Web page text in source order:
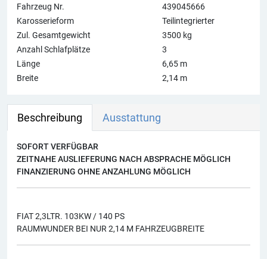
Beschreibung Ausstattung
SOFORT VERFÜGBAR
ZEITNAHE AUSLIEFERUNG NACH ABSPRACHE MÖGLICH
FINANZIERUNG OHNE ANZAHLUNG MÖGLICH
FIAT 2,3LTR. 103KW / 140 PS
RAUMWUNDER BEI NUR 2,14 M FAHRZEUGBREITE
Fahrzeug Nr.
439045666
Karosserieform
Teilintegrierter
Zul. Gesamtgewicht
3500 kg
Anzahl Schlafplätze
3
Länge
6,65 m
Breite
2,14 m